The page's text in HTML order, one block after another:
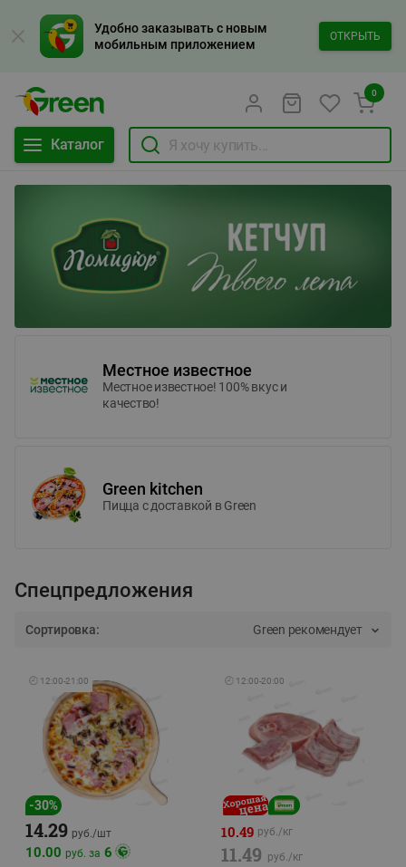
Удобно заказывать с новым
мобильным приложением
ОТКРЫТЬ
Каталог
0
Местное известное
Местное известное! 100% вкус и
качество!
Green kitchen
Пицца c доставкой в Green
Спецпредложения
Сортировка: Green рекомендует
🕘 12:00-21:00
-30%
14.29 руб./шт
10.00 руб. за 6
🕘 12:00-20:00
10.49 руб./кг
11.49 руб./кг